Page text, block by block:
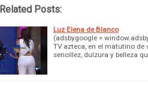
Related Posts:
Luz Elena de Blanco
(adsbygoogle =
TV azteca, en el matutino
sencillez, dulzura y belleza